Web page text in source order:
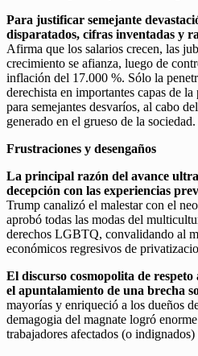
Para justificar semejante
disparatados, cifras inventadas y
Afirma que los salarios crecen, las
crecimiento se afianza, luego de
inflación del 17.000 %. Sólo la
derechista en importantes capas de
para semejantes desvaríos, al cabo
generado en el grueso de la sociedad.
Frustraciones y desengaños
La principal razón del avance
decepción con las experiencias
Trump canalizó el malestar con el
aprobó todas las modas del
derechos LGBTQ, convalidando al
económicos regresivos de
El discurso cosmopolita de respeto
el apuntalamiento de una brecha
mayorías y enriqueció a los dueños
demagogia del magnate logró
trabajadores afectados (o